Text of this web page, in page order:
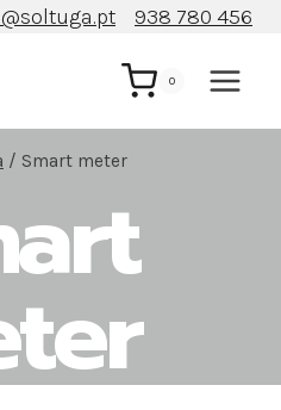
938 780 456
0
/ Smart meter